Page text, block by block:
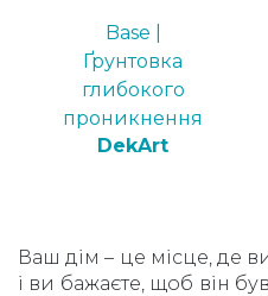
Base |
Ґрунтовка
глибокого
проникнення
DekArt
Ваш дім – це місце, де
і ви бажаєте, щоб він